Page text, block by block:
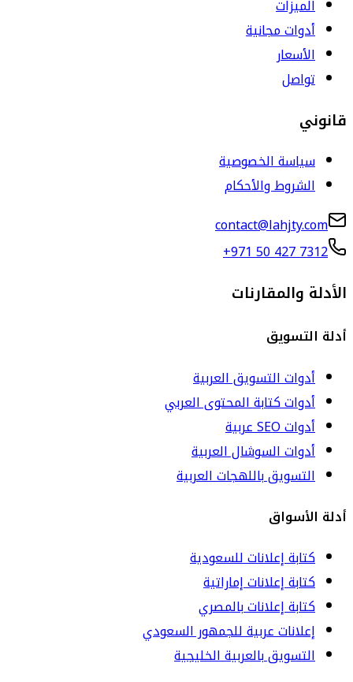
الميزات
أدوات مجانية
الأسعار
تواصل
قانوني
سياسة الخصوصية
الشروط والأحكام
contact@lahjty.com
+971 50 427 7312
الأدلة والمقارنات
أدلة التسويق
أدوات التسويق العربية
أدوات كتابة المحتوى العربي
أدوات SEO عربية
أدوات السوشال العربية
التسويق باللهجات العربية
أدلة الأسواق
كتابة إعلانات للسعودية
كتابة إعلانات إماراتية
كتابة إعلانات بالمصري
إعلانات عربية للجمهور السعودي
التسويق بالعربية الخليجية